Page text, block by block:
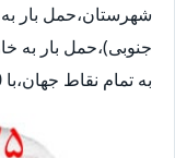
شهرستان،حمل بار
جنوبی)،حمل بار به
به تمام نقاط جهان،با 20 در صد تخفیف